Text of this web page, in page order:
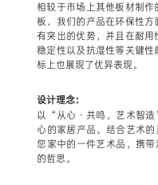
相较于市场上其他板材制作
板，我们的产品在环保性方
有突出的优势，并且在耐用
稳定性以及抗湿性等关键性
标上也展现了优异表现。
设计理念：
以“从心·共鸣，艺术智造
心的家居产品。结合艺术
您家中的一件艺术品，携
的哲思。